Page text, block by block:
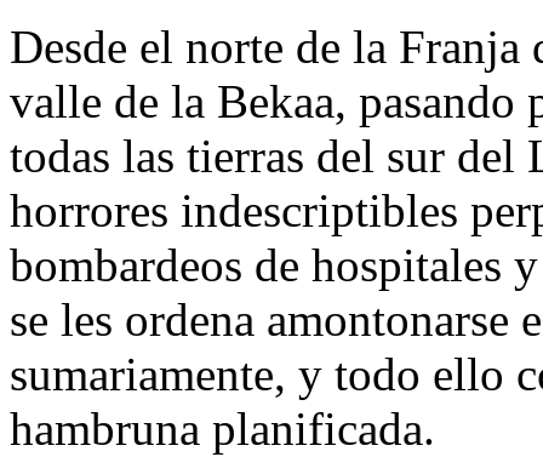
Desde el norte de la Franja
valle de la Bekaa,
todas las tierras del sur del
horrores indescriptibles
bombardeos de hospitales
se les ordena amontonarse
sumariamente, y todo ello
hambruna planificada.